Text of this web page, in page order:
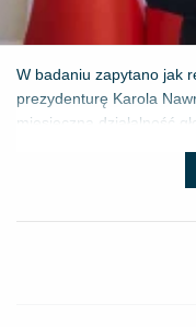
W badaniu zapytano jak
prezydenturę Karola
miesięczną działalność